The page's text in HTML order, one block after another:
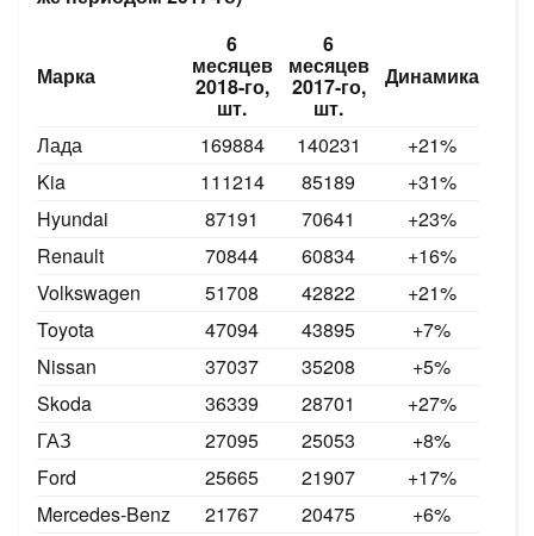
Марка
6
месяцев
2018-го,
шт.
6
месяцев
2017-го,
шт.
Динамика
Лада 169884 140231
+21%
Kia
111214 85189
+31%
Hyundai
87191 70641
+23%
Renault
70844 60834
+16%
Volkswagen
51708 42822
+21%
Toyota
47094 43895 +7%
Nissan
37037 35208
+5%
Skoda
36339 28701
+27%
ГАЗ
27095 25053 +8%
Ford
25665 21907
+17%
Mercedes-Benz
21767 20475
+6%